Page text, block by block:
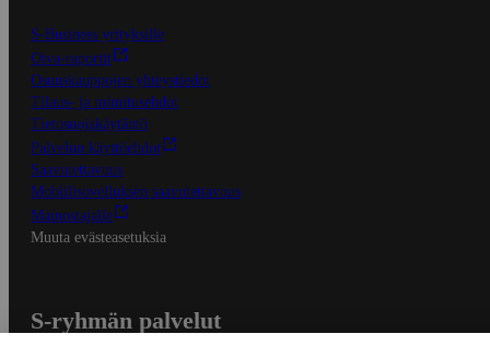
S-Business yrityksille
Oiva-raportit
Osuuskauppojen yhteystiedot
Tilaus- ja toimitusehdot
Tietosuojakäytäntö
Palvelun käyttöehdot
Saavutettavuus
Mobiilisovelluksen saavutettavuus
Mainostajalle
Muuta evästeasetuksia
S-ryhmän palvelut